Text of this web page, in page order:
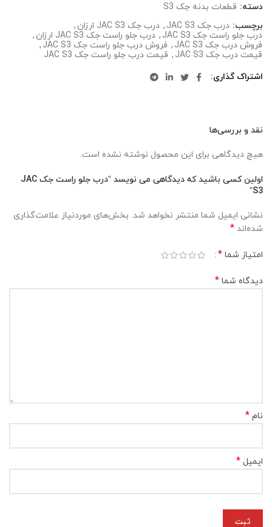
دسته: قطعات بدنه جک S3
برچسب: درب جک JAC S3 , درب جک JAC S3 ارزان
,
درب جلو راست جک JAC S3
, درب جلو راست جک JAC S3 ارزان
,
فروش درب جک JAC S3
, فروش درب جلو راست جک JAC S3
,
قیمت درب جک JAC S3
, قیمت درب جلو راست جک JAC S3
اشتراک گذاری
نقد و بررسی‌ها
هیچ دیدگاهی برای این محصول نوشته نشده است.
اولین کسی باشید که دیدگاهی می نویسد “درب جلو راست جک JAC
S3”
نشانی ایمیل شما منتشر نخواهد شد. بخش‌های موردنیاز علامت‌گذاری
شده‌اند *
امتیاز شما *
دیدگاه شما *
نام *
ایمیل *